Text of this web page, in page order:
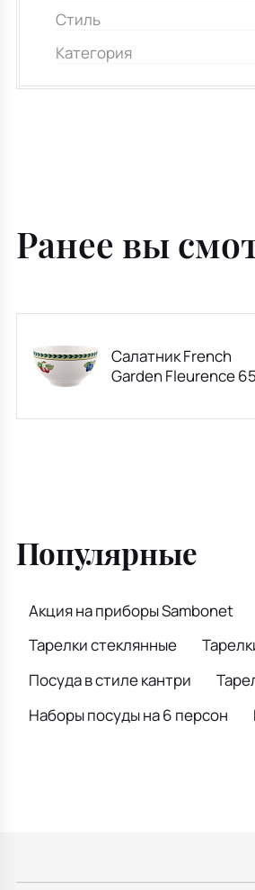
Стиль
Категория
Ранее вы
Салатник French
Garden Fleurence
Популярные
Акция на приборы Sambonet
Тарелки стеклянные
Посуда в стиле кантри
Наборы посуды на 6 персон